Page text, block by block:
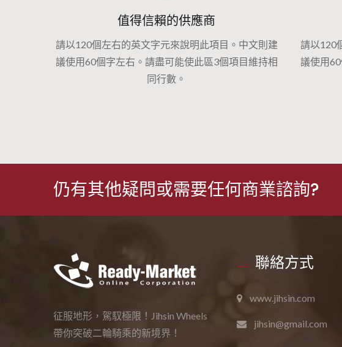
值得信賴的供應商
請以120個左右的英文字元來說明此項目。中文則建
議使用60個字左右。請盡可能使此區3個項目維持相
同行數。
請以120
議使用
仍有其他疑問或需要任何商業諮詢?
征服地形，駕馭極限！Jihsin Wheels
帶你突破二輪騎乘的新境界！
聯絡方式
www.jihsin.com
jihsin@gmail.com